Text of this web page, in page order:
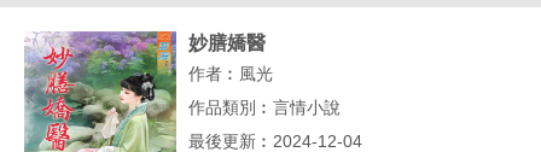
妙膳嬌醫
作者︰ 風光
作品類別︰言情小說
最後更新︰2024-12-04